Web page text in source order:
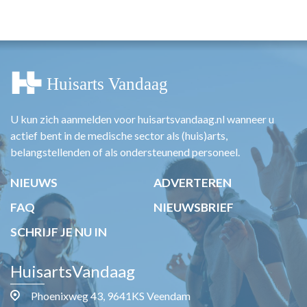
TARIEVEN
MEDISCHE VAKHANDEL
REGISTRATIE
U kun zich aanmelden voor huisartsvandaag.nl wanneer u
actief bent in de medische sector als (huis)arts,
belangstellenden of als ondersteunend personeel.
NIEUWS
ADVERTEREN
FAQ
NIEUWSBRIEF
SCHRIJF JE NU IN
HuisartsVandaag
Phoenixweg 43, 9641KS Veendam